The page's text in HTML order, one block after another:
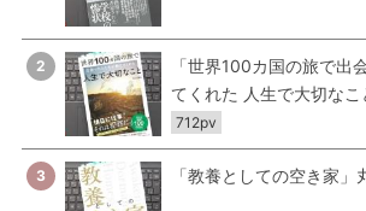
2
「世界100カ国の旅で出
てくれた 人生で大切な
712pv
3 「教養としての空き家」